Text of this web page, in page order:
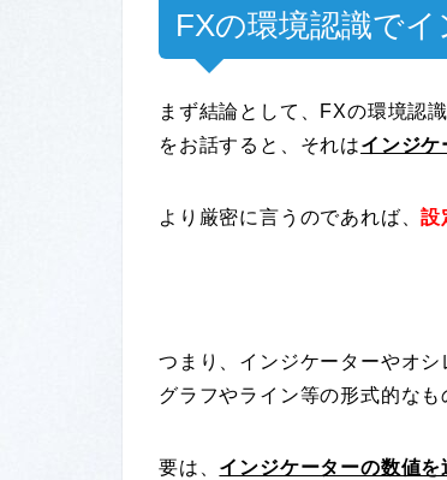
FXの環境認識で
まず結論として、FXの環境認
をお話すると、それはインジケ
より厳密に言うのであれば、設
つまり、インジケーターやオ
グラフやライン等の形式的なも
要は、 インジケーターの数値